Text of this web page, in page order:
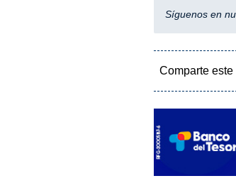
Síguenos en
Comparte este